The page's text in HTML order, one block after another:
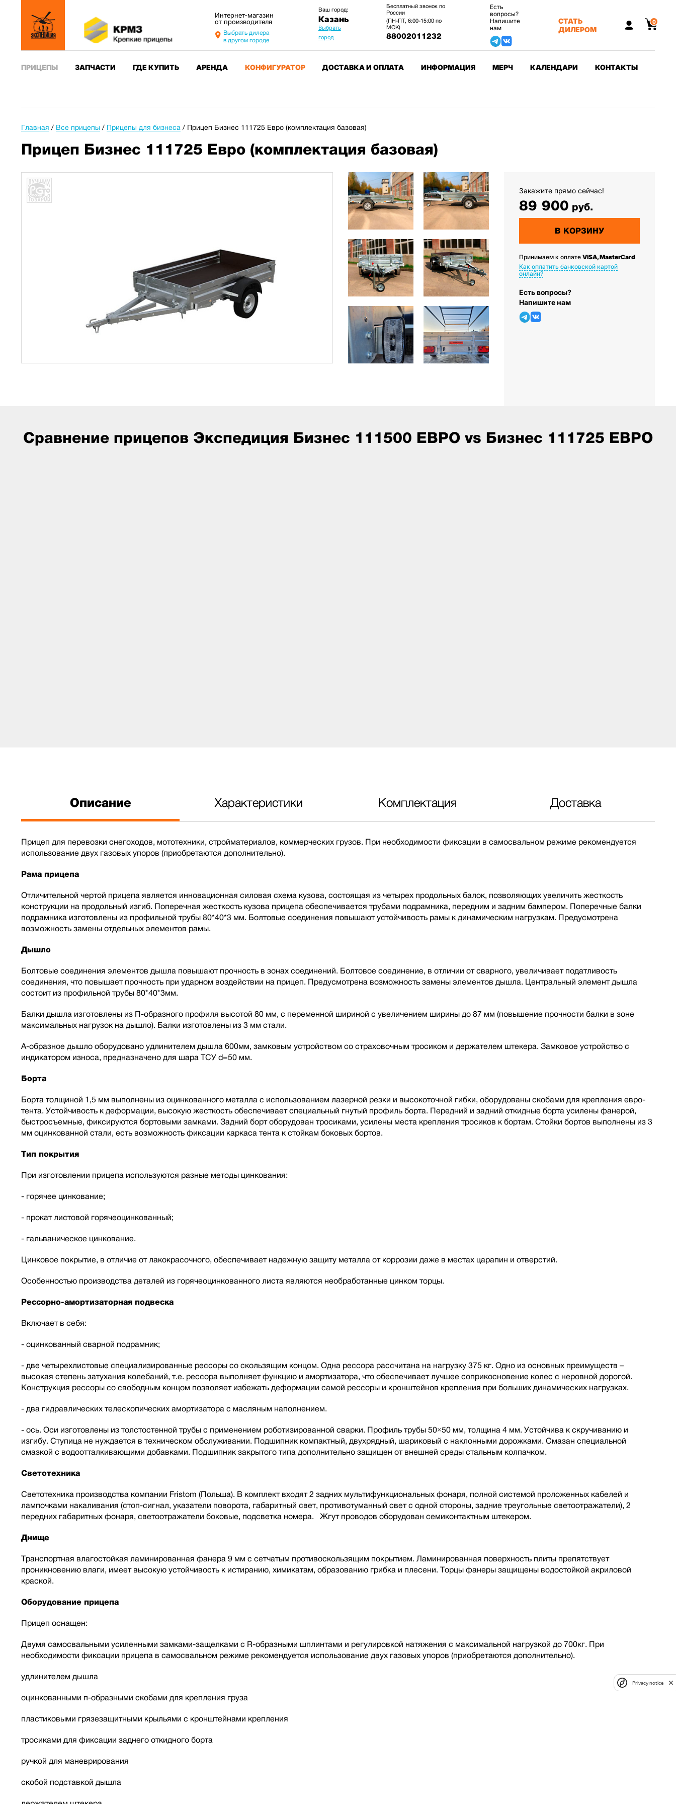
Интернет-магазин
от производителя
Выбрать дилера
в другом городе
Ваш город:
Казань
Выбрать
город
Бесплатный звонок по
России
(ПН-ПТ, 6:00-15:00 по
МСК)
88002011232
Есть
вопросы?
Напишите
нам
СТАТЬ
ДИЛЕРОМ
0
ПРИЦЕПЫ ЗАПЧАСТИ ГДЕ КУПИТЬ АРЕНДА КОНФИГУРАТОР ДОСТАВКА И ОПЛАТА ИНФОРМАЦИЯ МЕРЧ КАЛЕНДАРИ КОНТАКТЫ
Главная / Все прицепы / Прицепы для бизнеса / Прицеп Бизнес 111725 Евро (комплектация базовая)
Прицеп Бизнес 111725 Евро (комплектация базовая)
Закажите прямо сейчас!
89 900 руб.
В КОРЗИНУ
Принимаем к оплате VISA, MasterCard
Как оплатить банковской картой
онлайн?
Есть вопросы?
Напишите нам
Сравнение прицепов Экспедиция Бизнес 111500 ЕВРО vs Бизнес 111725 ЕВРО
Описание Характеристики Комплектация Доставка
Прицеп для перевозки снегоходов, мототехники, стройматериалов, коммерческих грузов. При необходимости фиксации в самосвальном режиме рекомендуется
использование двух газовых упоров (приобретаются дополнительно).
Рама прицепа
Отличительной чертой прицепа является инновационная силовая схема кузова, состоящая из четырех продольных балок, позволяющих увеличить жесткость
конструкции на продольный изгиб. Поперечная жесткость кузова прицепа обеспечивается трубами подрамника, передним и задним бампером. Поперечные балки
подрамника изготовлены из профильной трубы 80*40*3 мм. Болтовые соединения повышают устойчивость рамы к динамическим нагрузкам. Предусмотрена
возможность замены отдельных элементов рамы.
Дышло
Болтовые соединения элементов дышла повышают прочность в зонах соединений. Болтовое соединение, в отличии от сварного, увеличивает податливость
соединения, что повышает прочность при ударном воздействии на прицеп. Предусмотрена возможность замены элементов дышла. Центральный элемент дышла
состоит из профильной трубы 80*40*3мм.
Балки дышла изготовлены из П-образного профиля высотой 80 мм, с переменной шириной с увеличением ширины до 87 мм (повышение прочности балки в зоне
максимальных нагрузок на дышло). Балки изготовлены из 3 мм стали.
А-образное дышло оборудовано удлинителем дышла 600мм, замковым устройством со страховочным тросиком и держателем штекера. Замковое устройство с
индикатором износа, предназначено для шара ТСУ d=50 мм.
Борта
Борта толщиной 1,5 мм выполнены из оцинкованного металла с использованием лазерной резки и высокоточной гибки, оборудованы скобами для крепления евро-
тента. Устойчивость к деформации, высокую жесткость обеспечивает специальный гнутый профиль борта. Передний и задний откидные борта усилены фанерой,
быстросъемные, фиксируются бортовыми замками. Задний борт оборудован тросиками, усилены места крепления тросиков к бортам. Стойки бортов выполнены из 3
мм оцинкованной стали, есть возможность фиксации каркаса тента к стойкам боковых бортов.
Тип покрытия
При изготовлении прицепа используются разные методы цинкования:
- горячее цинкование;
- прокат листовой горячеоцинкованный;
- гальваническое цинкование.
Цинковое покрытие, в отличие от лакокрасочного, обеспечивает надежную защиту металла от коррозии даже в местах царапин и отверстий.
Особенностью производства деталей из горячеоцинкованного листа являются необработанные цинком торцы.
Рессорно-амортизаторная подвеска
Включает в себя:
- оцинкованный сварной подрамник;
- две четырехлистовые специализированные рессоры со скользящим концом. Одна рессора рассчитана на нагрузку 375 кг. Одно из основных преимуществ –
высокая степень затухания колебаний, т.е. рессора выполняет функцию и амортизатора, что обеспечивает лучшее соприкосновение колес с неровной дорогой.
Конструкция рессоры со свободным концом позволяет избежать деформации самой рессоры и кронштейнов крепления при больших динамических нагрузках.
- два гидравлических телескопических амортизатора с масляным наполнением.
- ось. Оси изготовлены из толстостенной трубы с применением роботизированной сварки. Профиль трубы 50×50 мм, толщина 4 мм. Устойчива к скручиванию и
изгибу. Ступица не нуждается в техническом обслуживании. Подшипник компактный, двухрядный, шариковый с наклонными дорожками. Смазан специальной
смазкой с водоотталкивающими добавками. Подшипник закрытого типа дополнительно защищен от внешней среды стальным колпачком.
Светотехника
Светотехника производства компании Fristom (Польша). В комплект входят 2 задних мультифункциональных фонаря, полной cистемой проложенных кабелей и
лампочками накаливания (стоп-сигнал, указатели поворота, габаритный свет, противотуманный свет с одной стороны, задние треугольные светоотражатели), 2
передних габаритных фонаря, светоотражатели боковые, подсветка номера. Жгут проводов оборудован семиконтактным штекером.
Днище
Транспортная влагостойкая ламинированная фанера 9 мм с сетчатым противоскользящим покрытием. Ламинированная поверхность плиты препятствует
проникновению влаги, имеет высокую устойчивость к истиранию, химикатам, образованию грибка и плесени. Торцы фанеры защищены водостойкой акриловой
краской.
Оборудование прицепа
Прицеп оснащен:
Двумя самосвальными усиленными замками-защелками с R-образными шплинтами и регулировкой натяжения с максимальной нагрузкой до 700кг. При
необходимости фиксации прицепа в самосвальном режиме рекомендуется использование двух газовых упоров (приобретаются дополнительно).
удлинителем дышла
оцинкованными п-образными скобами для крепления груза
пластиковыми грязезащитными крыльями с кронштейнами крепления
тросиками для фиксации заднего откидного борта
ручкой для маневрирования
скобой подставкой дышла
Privacy notice